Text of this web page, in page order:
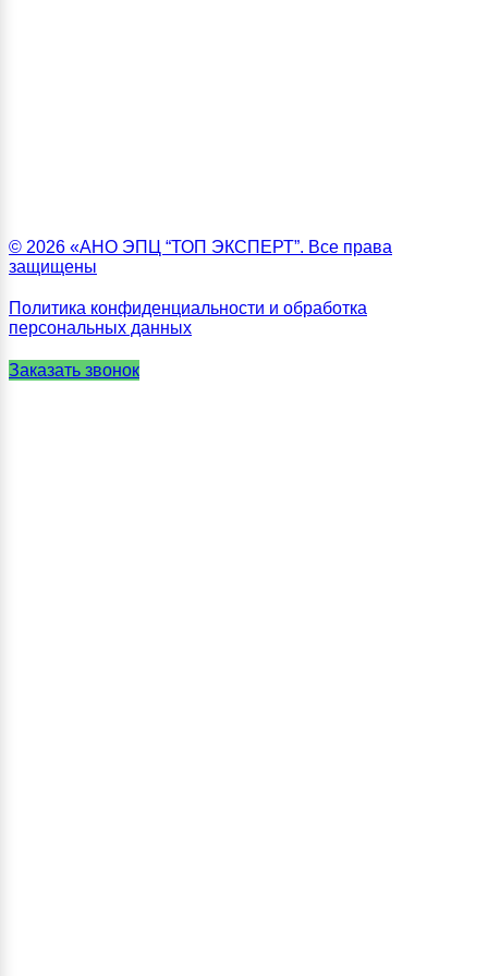
© 2026 «АНО ЭПЦ “ТОП ЭКСПЕРТ”. Все права
защищены
Политика конфиденциальности и обработка
персональных данных
Заказать звонок